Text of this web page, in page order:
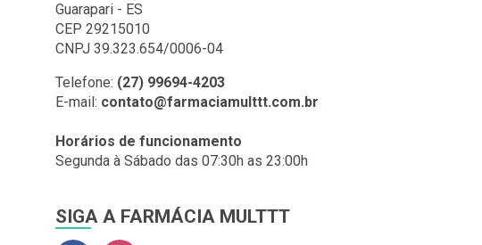
Guarapari - ES
CEP 29215010
CNPJ 39.323.654/0006-04
Telefone: (27) 99694-4203
E-mail: contato@farmaciamulttt.com.br
Horários de funcionamento
Segunda à Sábado das 07:30h as 23:00h
SIGA A FARMÁCIA MULTTT